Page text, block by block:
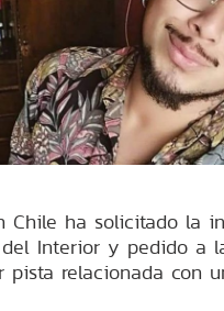
Chile ha solicitado la
Interior y pedido a
pista relacionada con